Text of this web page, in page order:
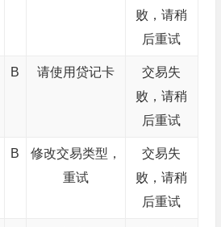
败，请稍
后重试
B 请使用贷记卡
交易失
败，请稍
后重试
B
修改交易类型，
重试
交易失
败，请稍
后重试